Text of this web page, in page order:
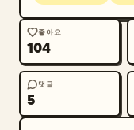
좋아요
104
댓글
5